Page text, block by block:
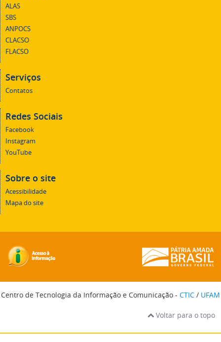
ALAS
SBS
ANPOCS
CLACSO
FLACSO
Serviços
Contatos
Redes Sociais
Facebook
Instagram
YouTube
Sobre o site
Acessibilidade
Mapa do site
Centro de Tecnologia da Informação e Comunicação - CTIC / UFAM
Voltar para o topo